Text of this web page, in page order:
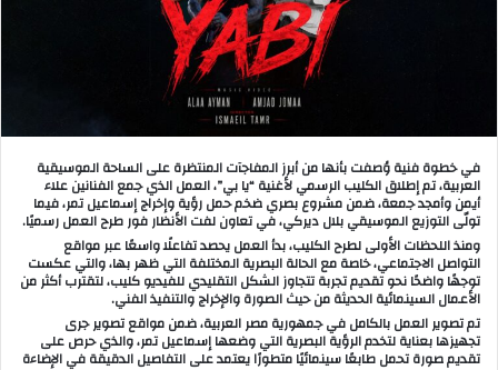
في خطوة فنية وُصفت بأنها من أبرز المفاجآت المنتظرة على الساحة الموسيقية
العربية، تم إطلاق الكليب الرسمي لأغنية “يا بي”، العمل الذي جمع الفنانين علاء
أيمن وأمجد جمعة، ضمن مشروع بصري ضخم حمل رؤية وإخراج إسماعيل تمر، فيما
تولّى التوزيع الموسيقي بلال ديركي، في تعاون لفت الأنظار فور طرح العمل رسميًا.
ومنذ اللحظات الأولى لطرح الكليب، بدأ العمل يحصد تفاعلًا واسعًا عبر مواقع
التواصل الاجتماعي، خاصة مع الحالة البصرية المختلفة التي ظهر بها، والتي عكست
توجهًا واضحًا نحو تقديم تجربة تتجاوز الشكل التقليدي للفيديو كليب، لتقترب أكثر من
الأعمال السينمائية الحديثة من حيث الصورة والإخراج والتنفيذ الفني.
تم تصوير العمل بالكامل في جمهورية مصر العربية، ضمن مواقع تصوير جرى
تجهيزها بعناية لتخدم الرؤية البصرية التي وضعها إسماعيل تمر، والذي حرص على
تقديم صورة تحمل طابعًا سينمائيًا متطورًا يعتمد على التفاصيل الدقيقة في الإضاءة